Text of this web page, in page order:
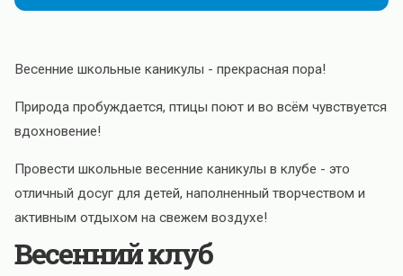
Весенние школьные каникулы - прекрасная пора!
Природа пробуждается, птицы поют и во всём чувствуется
вдохновение!
Провести школьные весенние каникулы в клубе - это
отличный досуг для детей, наполненный творчеством и
активным отдыхом на свежем воздухе!
Весенний клуб